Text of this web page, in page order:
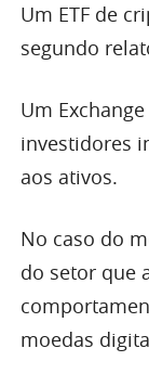
Um ETF de
segundo
Um
investidores
aos ativos.
No caso do
do setor que
moedas